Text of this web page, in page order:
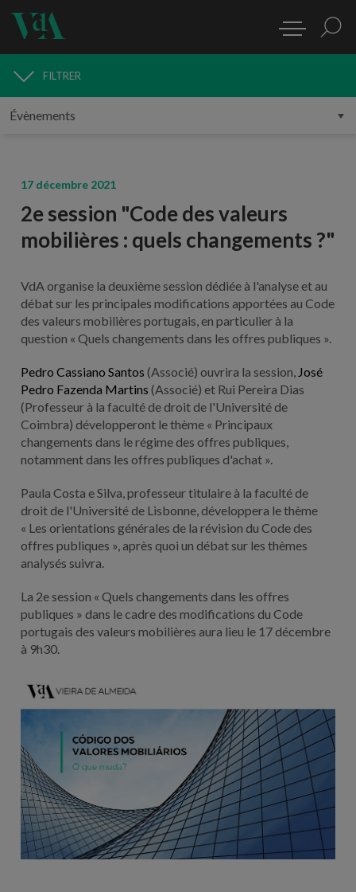
MÉDIAS
FILTRER
17 décembre 2021
2e session "Code des valeurs
mobilières : quels changements ?"
VdA organise la deuxième session dédiée à l'analyse et au
débat sur les principales modifications apportées au Code
des valeurs mobilières portugais, en particulier à la
question « Quels changements dans les offres publiques ».
Pedro Cassiano Santos (Associé) ouvrira la session, José
Pedro Fazenda Martins (Associé) et Rui Pereira Dias
(Professeur à la faculté de droit de l'Université de
Coimbra) développeront le thème « Principaux
changements dans le régime des offres publiques,
notamment dans les offres publiques d'achat ».
Paula Costa e Silva, professeur titulaire à la faculté de
droit de l'Université de Lisbonne, développera le thème
« Les orientations générales de la révision du Code des
offres publiques », après quoi un débat sur les thèmes
analysés suivra.
La 2e session « Quels changements dans les offres
publiques » dans le cadre des modifications du Code
portugais des valeurs mobilières aura lieu le 17 décembre
à 9h30.